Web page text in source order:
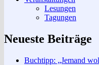
Lesungen
Tagungen
Neueste Beiträge
Buchtipp: „Jemand